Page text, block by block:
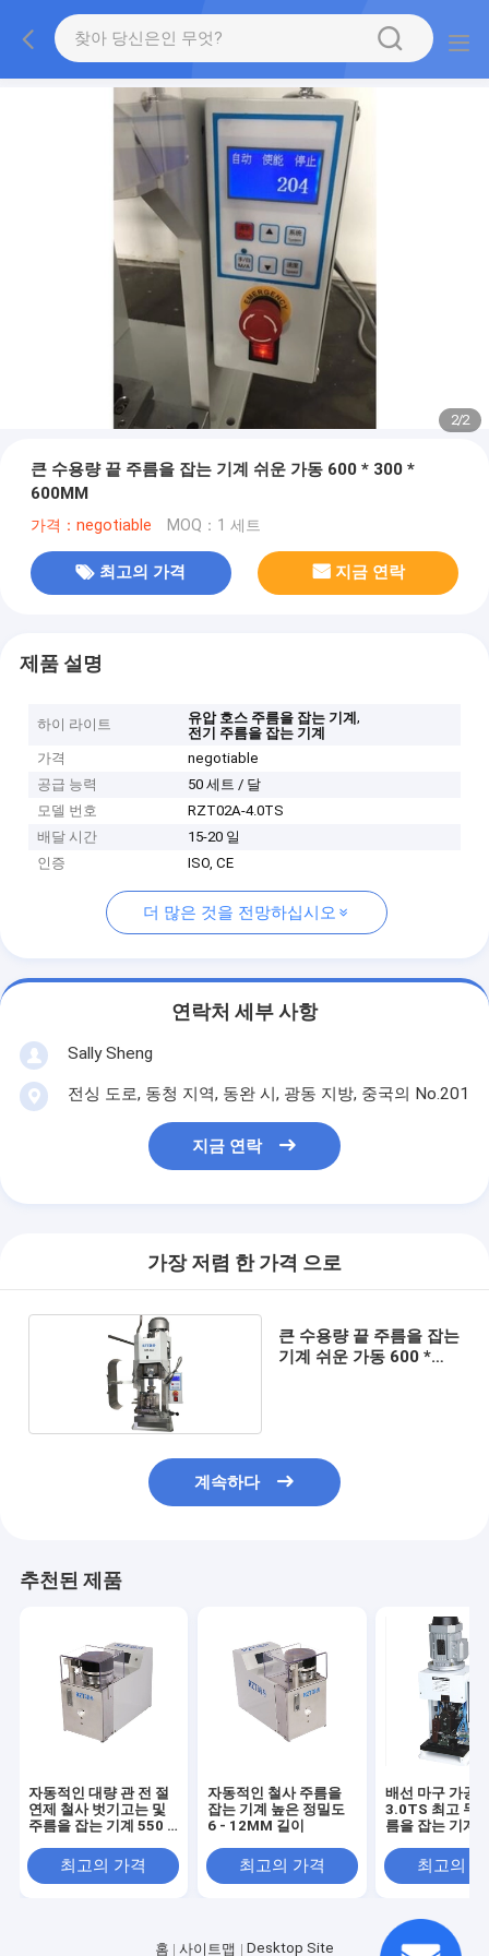
2/2
큰 수용량 끝 주름을 잡는 기계 쉬운 가동 600 * 300 *
600MM
가격：negotiable MOQ：1 세트
최고의 가격 지금 연락
제품 설명
하이 라이트 유압 호스 주름을 잡는 기계,
전기 주름을 잡는 기계
가격
negotiable
공급 능력
50 세트 / 달
모델 번호
RZT02A-4.0TS
배달 시간
15-20 일
인증
ISO, CE
더 많은 것을 전망하십시오
연락처 세부 사항
Sally Sheng
전싱 도로, 동청 지역, 동완 시, 광동 지방, 중국의 No.201
지금 연락
가장 저렴 한 가격 으로
큰 수용량 끝 주름을 잡는
기계 쉬운 가동 600 *
계속하다
추천된 제품
자동적인 대량 관 전 절
연제 철사 벗기고는 및
주름을 잡는 기계 550 *
최고의 가격
자동적인 철사 주름을
잡는 기계 높은 정밀도
6 - 12MM 길이
최고의 가격
배선 마구 가공
3.0TS 최고 무
름을 잡는 기계
최고의
홈 사이트맵 Desktop Site